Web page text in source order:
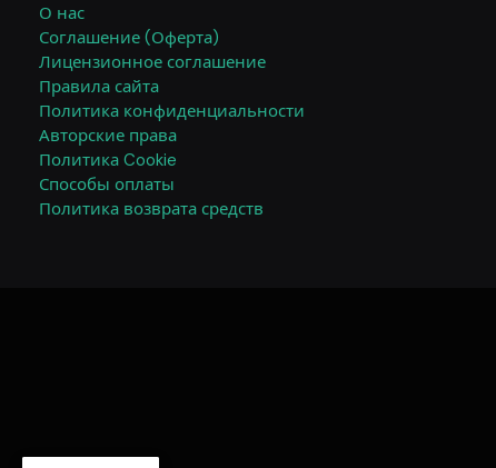
О нас
Соглашение (Оферта)
Лицензионное соглашение
Правила сайта
Политика конфиденциальности
Авторские права
Политика Cookie
Способы оплаты
Политика возврата средств